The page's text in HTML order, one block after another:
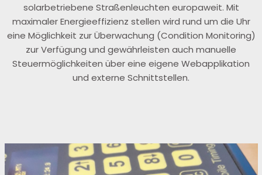
solarbetriebene Straßenleuchten europaweit. Mit
maximaler Energieeffizienz stellen wird rund um die Uhr
eine Möglichkeit zur Überwachung (Condition Monitoring)
zur Verfügung und gewährleisten auch manuelle
Steuermöglichkeiten über eine eigene Webapplikation
und externe Schnittstellen.